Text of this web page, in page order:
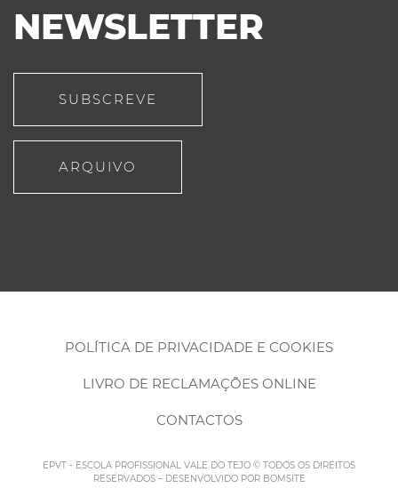
NEWSLETTER
SUBSCREVE
ARQUIVO
POLÍTICA DE PRIVACIDADE E COOKIES
LIVRO DE RECLAMAÇÕES ONLINE
CONTACTOS
EPVT - ESCOLA PROFISSIONAL VALE DO TEJO © TODOS OS DIREITOS
RESERVADOS – DESENVOLVIDO POR BOMSITE